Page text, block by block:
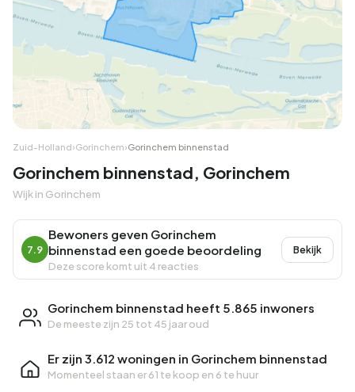
Zuid-Holland›Gorinchem›Gorinchem binnenstad
Gorinchem binnenstad, Gorinchem
Wijk in Gorinchem
7.9
Bewoners geven Gorinchem
binnenstad een goede beoordeling
Deze score komt uit 4 reacties
Bekijk
Gorinchem binnenstad heeft 5.865 inwoners
De meeste zijn 25 tot 45 jaar oud
Er zijn 3.612 woningen in Gorinchem binnenstad
Momenteel staan er61 te koop en 6 te huur